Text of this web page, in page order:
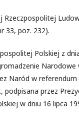
Rzeczpospolitej
33, poz. 232).
Polskiej z
Narodowe
Naród w
podpisana przez
w dniu 16 lipca